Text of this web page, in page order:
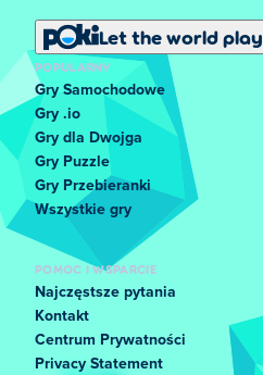
Let the world play
POPULARNY
Gry Samochodowe
Gry .io
Gry dla Dwojga
Gry Puzzle
Gry Przebieranki
Wszystkie gry
POMOC I WSPARCIE
Najczęstsze pytania
Kontakt
Centrum Prywatności
Privacy Statement